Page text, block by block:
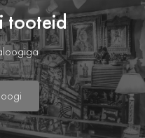
tooteid